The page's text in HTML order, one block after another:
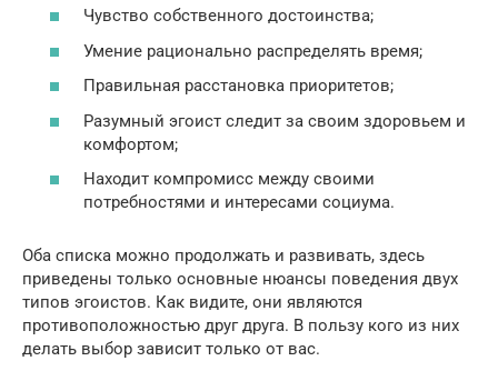
Чувство собственного достоинства;
Умение рационально распределять время;
Правильная расстановка приоритетов;
Разумный эгоист следит за своим здоровьем и
комфортом;
Находит компромисс между своими
потребностями и интересами социума.
Оба списка можно продолжать и развивать, здесь
приведены только основные нюансы поведения двух
типов эгоистов. Как видите, они являются
противоположностью друг друга. В пользу кого из них
делать выбор зависит только от вас.